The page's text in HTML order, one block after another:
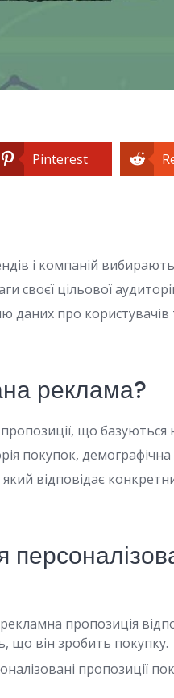
Pinterest
і компаній
своєї цільової
даних про
реклама?
що базуються
покупок,
відповідає
пропозиція
що він зробить покупку.
пропозиції